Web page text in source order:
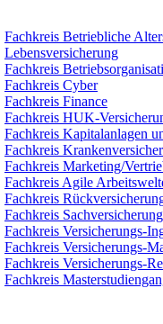
Fachkreis Betriebliche
Lebensversicherung
Fachkreis
Fachkreis Cyber
Fachkreis Finance
Fachkreis HUK-
Fachkreis Kapitalanlagen
Fachkreis
Fachkreis Marketing/
Fachkreis Agile
Fachkreis
Fachkreis Sachversicherung
Fachkreis Versicherungs-
Fachkreis Versicherungs-
Fachkreis Versicherungs-
Fachkreis